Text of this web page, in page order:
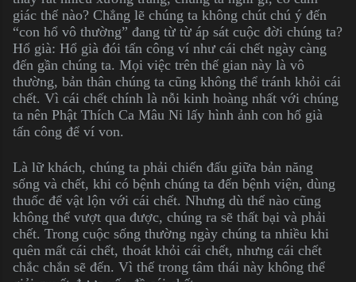
giác thế nào? Chẳng lẽ chúng ta không chút chú ý đến
“con hổ vô thường” đang từ từ áp sát cuộc đời chúng ta?
Hổ già: Hổ già đói tấn công ví như cái chết ngày càng
đến gần chúng ta. Mọi việc trên thế gian này là vô
thường, bản thân chúng ta cũng không thể tránh khỏi cái
chết. Vì cái chết chính là nỗi kinh hoàng nhất với chúng
ta nên Phật Thích Ca Mâu Ni lấy hình ảnh con hổ già
tấn công để ví von.
Là lữ khách, chúng ta phải chiến đấu giữa bản năng
sống và chết, khi có bệnh chúng ta đến bệnh viện, dùng
thuốc để vật lộn với cái chết. Nhưng dù thế nào cũng
không thể vượt qua được, chúng ra sẽ thất bại và phải
chết. Trong cuộc sống thường ngày chúng ta nhiều khi
quên mất cái chết, thoát khỏi cái chết, nhưng cái chết
chắc chắn sẽ đến. Vì thế trong tâm thái này không thể